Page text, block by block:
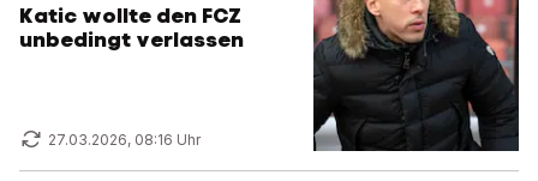
Katic wollte den FCZ
unbedingt verlassen
27.03.2026, 08:16 Uhr